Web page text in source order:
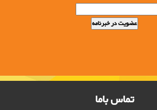
تماس باما